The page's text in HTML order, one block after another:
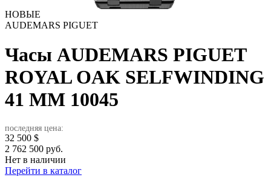
НОВЫЕ
AUDEMARS PIGUET
Часы AUDEMARS PIGUET
ROYAL OAK SELFWINDING
41 MM 10045
последняя цена:
32 500 $
2 762 500 руб.
Нет в наличии
Перейти в каталог